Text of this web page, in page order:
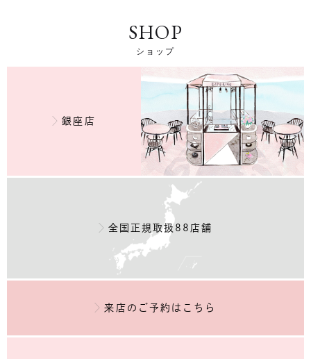
SHOP
ショップ
銀座店
全国正規取扱88店舗
来店のご予約 はこちら